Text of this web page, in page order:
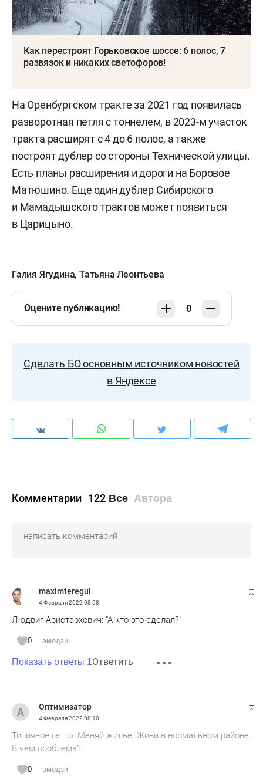
Как перестроят Горьковское шоссе: 6 полос, 7
развязок и никаких светофоров!
На Оренбургском тракте за 2021 год появилась
разворотная петля с тоннелем, в 2023-м участок
тракта расширят с 4 до 6 полос, а также
построят дублер со стороны Технической улицы.
Есть планы расширения и дороги на Боровое
Матюшино. Еще один дублер Сибирского
и Мамадышского трактов можетпоявиться
в Царицыно.
Галия Ягудина,Татьяна Леонтьева
Оцените публикацию! 0
Сделать БО основным источником новостей
в Яндексе
Комментарии 122 Все Автора
maximteregul
4 Февраля 2022 08:08
Людвиг Аристархович: "А кто это сделал?"
0 эмодзи
Показать ответы 1Ответить
Оптимизатор
4 Февраля 2022 08:10
Типичное гетто. Меняй жилье. Живи в нормальном районе.
В чем проблема?
0 эмодзи